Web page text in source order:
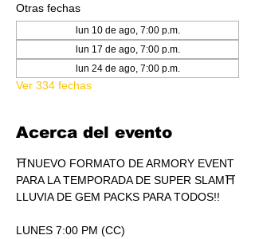
Otras fechas
lun 10 de ago, 7:00 p.m.
lun 17 de ago, 7:00 p.m.
lun 24 de ago, 7:00 p.m.
Ver 334 fechas
Acerca del evento
⛩NUEVO FORMATO DE ARMORY EVENT
PARA LA TEMPORADA DE SUPER SLAM⛩
LLUVIA DE GEM PACKS PARA TODOS!!
LUNES 7:00 PM (CC)